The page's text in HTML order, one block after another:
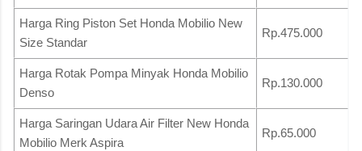
Harga Ring Piston Set Honda Mobilio New
Size Standar
Rp.475.000
Harga Rotak Pompa Minyak Honda Mobilio
Denso
Rp.130.000
Harga Saringan Udara Air Filter New Honda
Mobilio Merk Aspira
Rp.65.000